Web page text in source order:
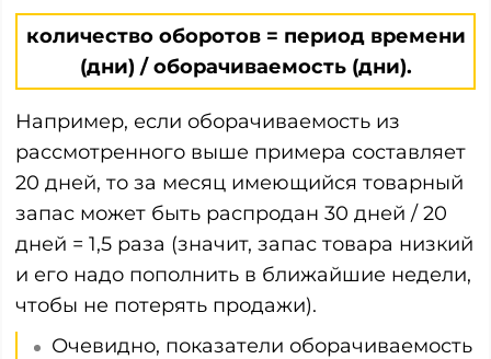
количество оборотов = период времени
(дни) / оборачиваемость (дни).
Например, если оборачиваемость из
рассмотренного выше примера составляет
20 дней, то за месяц имеющийся товарный
запас может быть распродан 30 дней / 20
дней = 1,5 раза (значит, запас товара низкий
и его надо пополнить в ближайшие недели,
чтобы не потерять продажи).
Очевидно, показатели оборачиваемость